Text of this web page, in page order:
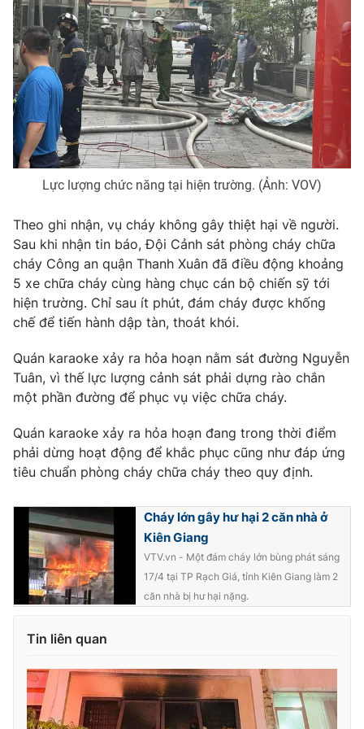
Photo Infographic
Video Shorts video
VTV Money VTV Thể thao
VTV Sức khoẻ Bất động sản
Thị trường 24h Tấm lòng Việt
VTV4 Vươn mình bằng AI
VTV9 VTV8
Liên hệ tòa soạn English
THỜI BÁO VTV
Theo dõi báo trên
Cơ quan chủ quản:
Cơ quan báo chí:Thời báo VTV
cấp ngày 29/12/2023
Phó Tổng Biên tập:Nguyễn Thị Mỹ Hạnh, Phạm Quốc Thắng,
Nguyễn Trọng Ninh
Tổng đài VTV:024.38 355 931 - 024.38 355 932
Lực lượng chức năng tại hiện trường. (Ảnh: VOV)
Theo ghi nhận, vụ cháy không gây thiệt hại về người.
Sau khi nhận tin báo, Đội Cảnh sát phòng cháy chữa
cháy Công an quận Thanh Xuân đã điều động khoảng
5 xe chữa cháy cùng hàng chục cán bộ chiến sỹ tới
hiện trường. Chỉ sau ít phút, đám cháy được khống
chế để tiến hành dập tàn, thoát khói.
Quán karaoke xảy ra hỏa hoạn nằm sát đường Nguyễn
Tuân, vì thế lực lượng cảnh sát phải dựng rào chắn
một phần đường để phục vụ việc chữa cháy.
Quán karaoke xảy ra hỏa hoạn đang trong thời điểm
phải dừng hoạt động để khắc phục cũng như đáp ứng
tiêu chuẩn phòng cháy chữa cháy theo quy định.
Cháy lớn gây hư hại 2 căn nhà ở
Kiên Giang
VTV.vn - Một đám cháy lớn bùng phát sáng
17/4 tại TP Rạch Giá, tỉnh Kiên Giang làm 2
căn nhà bị hư hại nặng.
Tin liên quan